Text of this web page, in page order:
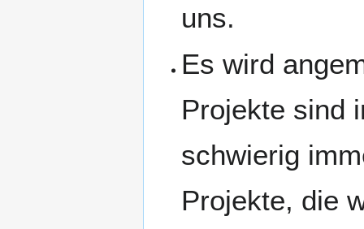
uns.
Es wird
Projekte sind
schwierig
Projekte, die